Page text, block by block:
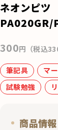
ネオンピツ
PA020GR/
300円（税込
筆記具 マ
試験勉強
商品情報